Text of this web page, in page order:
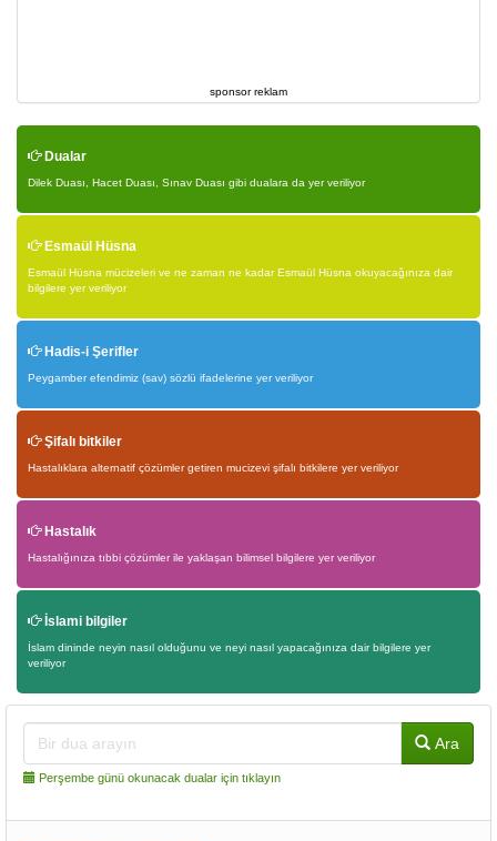
sponsor reklam
Dualar
Dilek Duası, Hacet Duası, Sınav Duası gibi dualara da yer veriliyor
Esmaül Hüsna
Esmaül Hüsna mücizeleri ve ne zaman ne kadar Esmaül Hüsna okuyacağınıza dair
bilgilere yer veriliyor
Hadis-i Şerifler
Peygamber efendimiz (sav) sözlü ifadelerine yer veriliyor
Şifalı bitkiler
Hastalıklara alternatif çözümler getiren mucizevi şifalı bitkilere yer veriliyor
Hastalık
Hastalığınıza tıbbi çözümler ile yaklaşan bilimsel bilgilere yer veriliyor
İslami bilgiler
İslam dininde neyin nasıl olduğunu ve neyi nasıl yapacağınıza dair bilgilere yer
veriliyor
Ara
Perşembe günü okunacak dualar için tıklayın